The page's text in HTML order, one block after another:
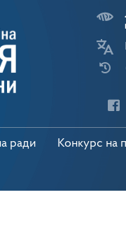
ради Конкурс на